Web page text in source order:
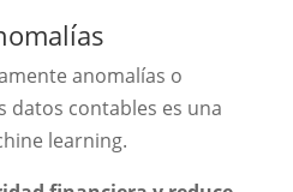
anomalías o
datos contables es una
learning.